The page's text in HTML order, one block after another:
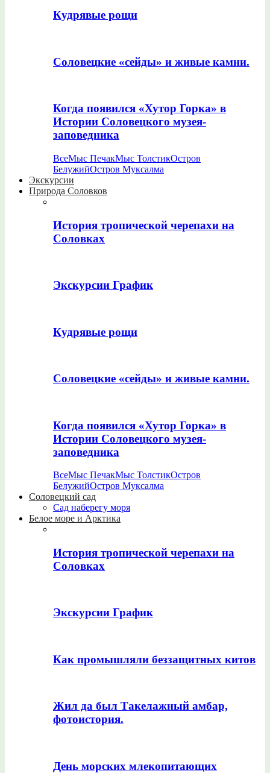
Кудрявые рощи
Соловецкие «сейды» и живые камни.
Когда появился «Хутор Горка» в
Истории Соловецкого музея-
заповедника
ВсеМыс ПечакМыс ТолстикОстров
БелужийОстров Муксалма
Экскурсии
Природа Соловков
История тропической черепахи на
Соловках
Экскурсии График
Кудрявые рощи
Соловецкие «сейды» и живые камни.
Когда появился «Хутор Горка» в
Истории Соловецкого музея-
заповедника
ВсеМыс ПечакМыс ТолстикОстров
БелужийОстров Муксалма
Соловецкий сад
Сад наберегу моря
Белое море и Арктика
История тропической черепахи на
Соловках
Экскурсии График
Как промышляли беззащитных китов
Жил да был Такелажный амбар,
фотоистория.
День морских млекопитающих